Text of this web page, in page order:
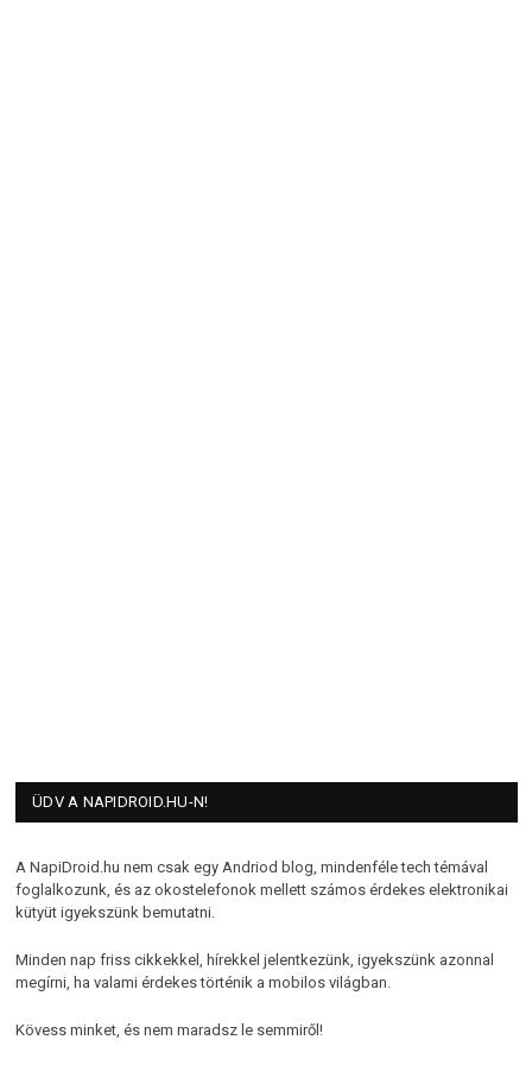
ÜDV A NAPIDROID.HU-N!
A NapiDroid.hu nem csak egy Andriod blog, mindenféle tech témával
foglalkozunk, és az okostelefonok mellett számos érdekes elektronikai
kütyüt igyekszünk bemutatni.
Minden nap friss cikkekkel, hírekkel jelentkezünk, igyekszünk azonnal
megírni, ha valami érdekes történik a mobilos világban.
Kövess minket, és nem maradsz le semmiről!